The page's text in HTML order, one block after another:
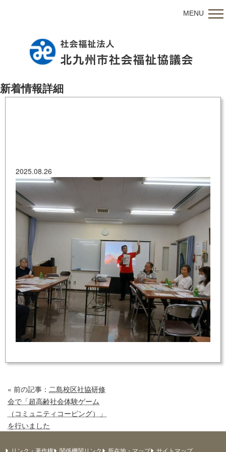
MENU
新着情報詳細
2025.08.26
« 前の記事： 二島校区社協研修
会で「超高齢社会体験ゲーム
（コミュニティコーピング）」
を行いました
リンク・著作権 関係機関リンク 所在地・マップ サイトマップ